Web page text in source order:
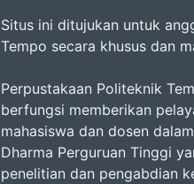
Situs ini ditujukan untuk
Tempo secara khusus dan
Perpustakaan Politeknik
berfungsi memberikan
mahasiswa dan dosen
Dharma Perguruan Tinggi
penelitian dan pengabdian